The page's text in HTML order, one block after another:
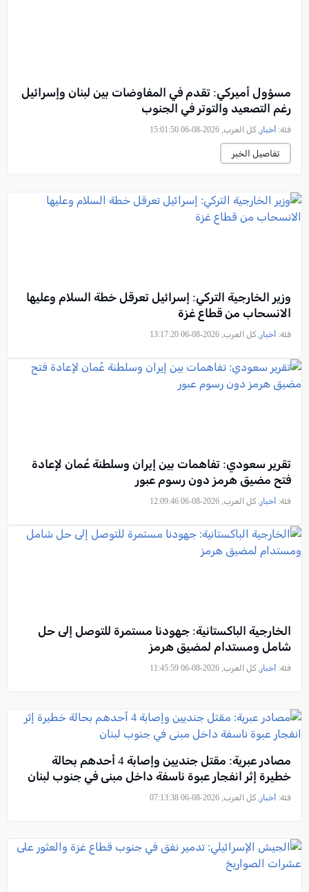
مسؤول أميركي: تقدم في المفاوضات بين لبنان وإسرائيل
رغم التصعيد والتوتر في الجنوب
فئة: أخبار , كل العرب, 2026-08-06 15:01:50
تفاصيل الخبر
وزير الخارجية التركي: إسرائيل تعرقل خطة السلام وعليها
الانسحاب من قطاع غزة
فئة: أخبار , كل العرب, 2026-08-06 13:17:20
تقرير سعودي: تفاهمات بين إيران وسلطنة عُمان لإعادة
فتح مضيق هرمز دون رسوم عبور
فئة: أخبار , كل العرب, 2026-08-06 12:09:46
الخارجية الباكستانية: جهودنا مستمرة للتوصل إلى حل
شامل ومستدام لمضيق هرمز
فئة: أخبار , كل العرب, 2026-08-06 11:45:59
مصادر عبرية: مقتل جنديين وإصابة 4 أحدهم بحالة
خطيرة إثر انفجار عبوة ناسفة داخل مبنى في جنوب لبنان
فئة: أخبار , كل العرب, 2026-08-06 07:13:38